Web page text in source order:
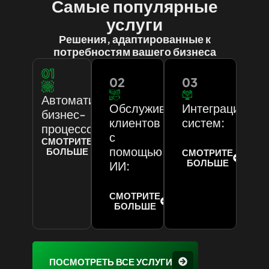
Самые популярные
услуги
Решения, адаптированные к
потребностям вашего бизнеса
01
Автоматизация
бизнес-
процессов:
СМОТРИТЕ
БОЛЬШЕ
02
Обслуживание
клиентов
с
помощью
ИИ:
СМОТРИТЕ
БОЛЬШЕ
03
Интеграция
систем:
СМОТРИТЕ
БОЛЬШЕ
ПОСМОТРЕТЬ ВСЕ УСЛУГИ